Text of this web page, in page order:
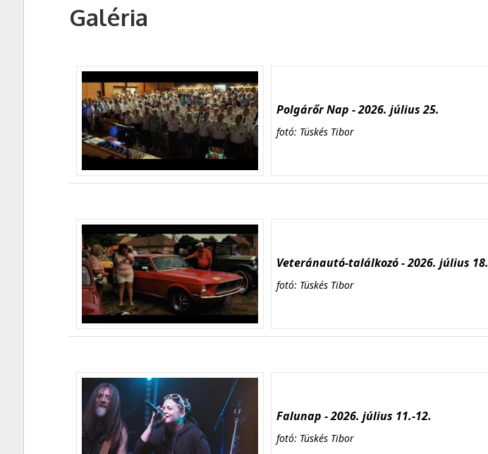
Galéria
Polgárőr Nap - 2026. július 25.
fotó: Tüskés Tibor
Veteránautó-találkozó - 2026. július 18.
fotó: Tüskés Tibor
Falunap - 2026. július 11.-12.
fotó: Tüskés Tibor